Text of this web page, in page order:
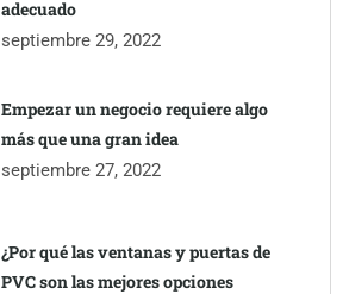
adecuado
septiembre 29, 2022
Empezar un negocio requiere algo
más que una gran idea
septiembre 27, 2022
¿Por qué las ventanas y puertas de
PVC son las mejores opciones